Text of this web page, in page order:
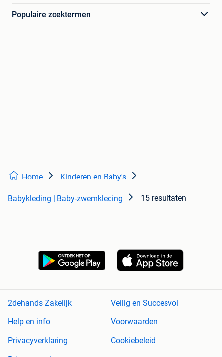
Populaire zoektermen
Home Kinderen en Baby's
Babykleding | Baby-zwemkleding 15 resultaten
2dehands Zakelijk
Veilig en Succesvol
Help en info
Voorwaarden
Privacyverklaring
Cookiebeleid